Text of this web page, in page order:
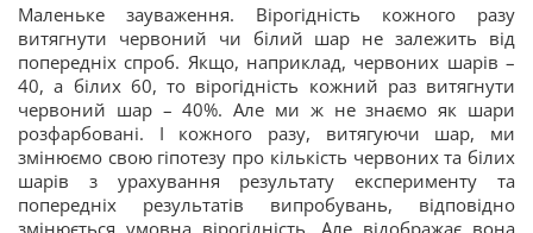
Маленьке зауваження. Вірогідність кожного разу
витягнути червоний чи білий шар не залежить від
попередніх спроб. Якщо, наприклад, червоних шарів –
40, а білих 60, то вірогідність кожний раз витягнути
червоний шар – 40%. Але ми ж не знаємо як шари
розфарбовані. І кожного разу, витягуючи шар, ми
змінюємо свою гіпотезу про кількість червоних та білих
шарів з урахування результату експерименту та
попередніх результатів випробувань, відповідно
змінюється умовна вірогідність. Але відображає вона